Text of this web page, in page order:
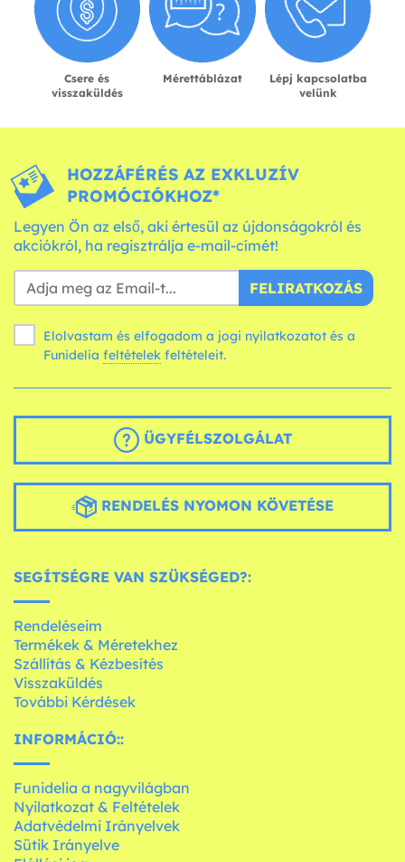
Csere és
visszaküldés
Mérettáblázat
Lépj kapcsolatba
velünk
HOZZÁFÉRÉS AZ EXKLUZÍV
PROMÓCIÓKHOZ*
Legyen Ön az első, aki értesül az újdonságokról és
akciókról, ha regisztrálja e-mail-címét!
FELIRATKOZÁS
Elolvastam és elfogadom a jogi nyilatkozatot és a
Funidelia feltételek feltételeit.
ÜGYFÉLSZOLGÁLAT
RENDELÉS NYOMON KÖVETÉSE
SEGÍTSÉGRE VAN SZÜKSÉGED?:
Rendeléseim
Termékek & Méretekhez
Szállítás & Kézbesítés
Visszaküldés
További Kérdések
INFORMÁCIÓ::
Funidelia a nagyvilágban
Nyilatkozat & Feltételek
Adatvédelmi Irányelvek
Sütik Irányelve